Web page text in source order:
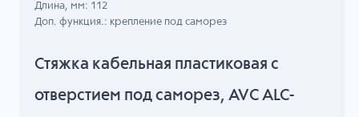
Стяжка кабельная пластиковая с
отверстием под саморез, AVC ALC-
Длина, мм: 112
Доп. функция.: крепление под саморез